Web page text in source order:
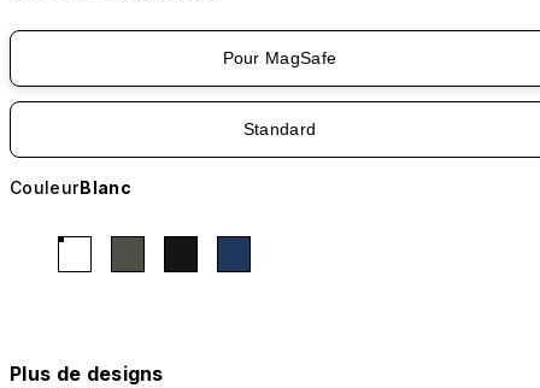
Pour MagSafe
Standard
CouleurBlanc
Plus de designs